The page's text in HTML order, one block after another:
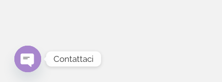
Contattaci